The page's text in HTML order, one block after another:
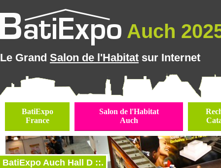
Auch
Le Grand Salon de l'Habitat sur Internet
BatiExpo
France
Salon de l'Habitat
Auch
BatiExpo Auch Hall D ::.